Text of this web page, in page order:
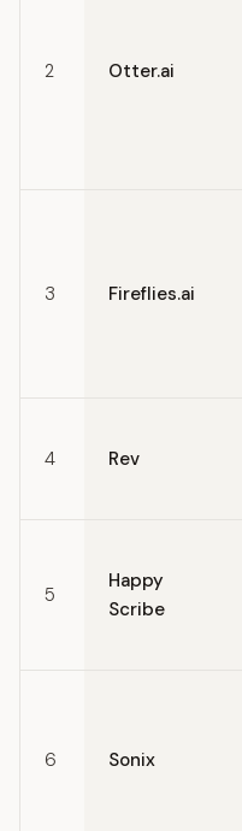
2 Otter.ai
3 Fireflies.ai
4 Rev
5
Happy
Scribe
6 Sonix